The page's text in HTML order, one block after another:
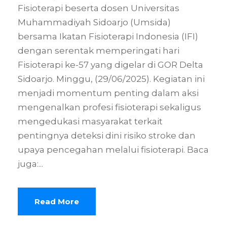
Fisioterapi beserta dosen Universitas
Muhammadiyah Sidoarjo (Umsida)
bersama Ikatan Fisioterapi Indonesia (IFI)
dengan serentak memperingati hari
Fisioterapi ke-57 yang digelar di GOR Delta
Sidoarjo. Minggu, (29/06/2025). Kegiatan ini
menjadi momentum penting dalam aksi
mengenalkan profesi fisioterapi sekaligus
mengedukasi masyarakat terkait
pentingnya deteksi dini risiko stroke dan
upaya pencegahan melalui fisioterapi. Baca
juga:...
Read More